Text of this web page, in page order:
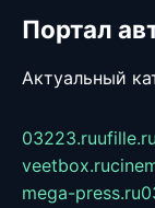
Портал
Актуальный
03223.ruufille.ru
veetbox.ru
mega-press.ru